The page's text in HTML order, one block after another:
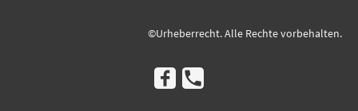
©Urheberrecht. Alle Rechte vorbehalten.